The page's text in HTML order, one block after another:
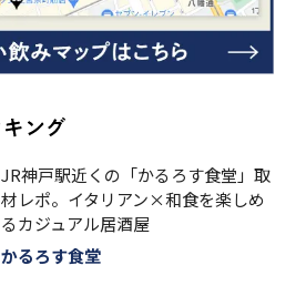
JR神戸駅近くの「かるろす食堂」取
材レポ。イタリアン×和食を楽しめ
るカジュアル居酒屋
かるろす食堂